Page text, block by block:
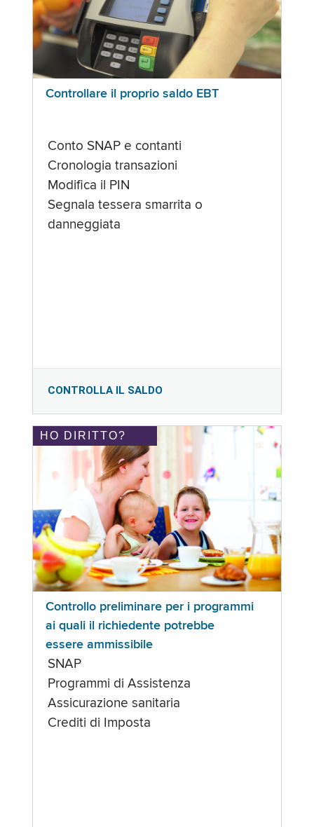
Controllare il proprio saldo EBT
Conto SNAP e contanti
Cronologia transazioni
Modifica il PIN
Segnala tessera smarrita o
danneggiata
CONTROLLA IL SALDO
HO DIRITTO?
Controllo preliminare per i programmi
ai quali il richiedente potrebbe
essere ammissibile
SNAP
Programmi di Assistenza
Assicurazione sanitaria
Crediti di Imposta